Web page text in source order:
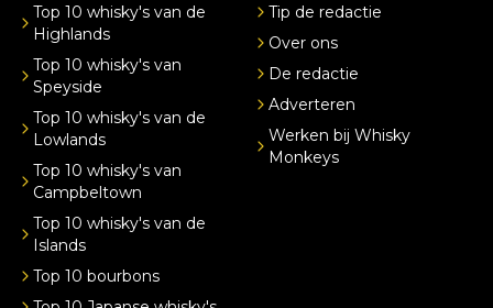
Top 10 whisky's van de
Highlands
Top 10 whisky's van
Speyside
Top 10 whisky's van de
Lowlands
Top 10 whisky's van
Campbeltown
Top 10 whisky's van de
Islands
Top 10 bourbons
Tip de redactie
Over ons
De redactie
Adverteren
Werken bij Whisky
Monkeys